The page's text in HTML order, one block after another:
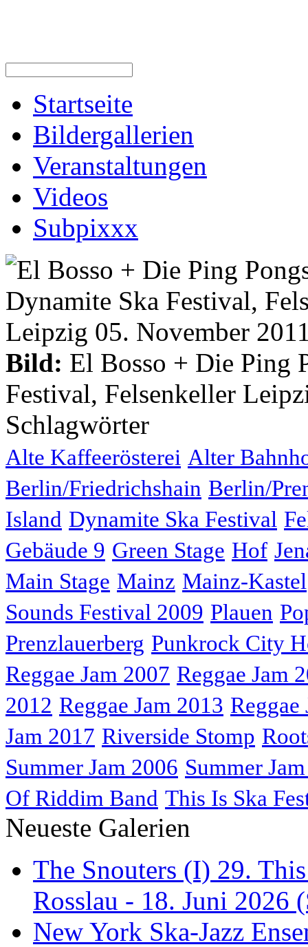
Startseite
Bildergallerien
Veranstaltungen
Videos
Subpixxx
Bild: El Bosso + Die Ping
Festival, Felsenkeller
Schlagwörter
Alte Kaffeerösterei Alter
Berlin/Friedrichshain Berlin/
Island Dynamite Ska Festival
Gebäude 9 Green Stage Hof
Main Stage Mainz Mainz-Kastel
Sounds Festival 2009 Plauen
Prenzlauerberg Punkrock City
Reggae Jam 2007 Reggae Jam
2012 Reggae Jam 2013 Reggae
Jam 2017 Riverside Stomp
Summer Jam 2006 Summer
Of Riddim Band This Is Ska
Neueste Galerien
The Snouters (I) 29.
Rosslau - 18. Juni 2026
New York Ska-Jazz